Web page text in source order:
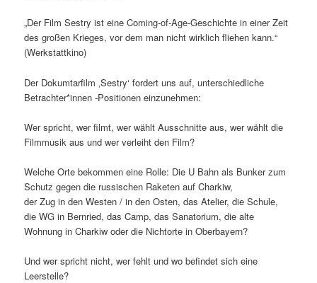
„Der Film Sestry ist eine Coming-of-Age-Geschichte in einer Zeit
des großen Krieges, vor dem man nicht wirklich fliehen kann.“
(Werk­statt­kino)
Der Dokumtarfilm ‚Sestry‘ fordert uns auf, unterschiedliche
Betrachter*innen -Positionen einzunehmen:
Wer spricht, wer filmt, wer wählt Ausschnitte aus, wer wählt die
Filmmusik aus und wer verleiht den Film?
Welche Orte bekommen eine Rolle: Die U Bahn als Bunker zum
Schutz gegen die russischen Raketen auf Charkiw,
der Zug in den Westen / in den Osten, das Atelier, die Schule,
die WG in Bernried, das Camp, das Sanatorium, die alte
Wohnung in Charkiw oder die Nichtorte in Oberbayern?
Und wer spricht nicht, wer fehlt und wo befindet sich eine
Leerstelle?